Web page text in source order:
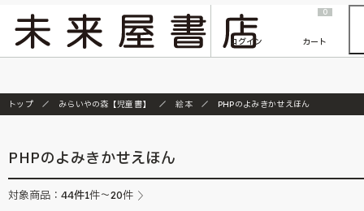
『ONE PIECE magazine 021 ONE PIECEカード付き同梱版』発売延期のご案内
ログイン
0
カート
トップ みらいやの森【児童書】 絵本 PHPのよみきかせえほん
PHPのよみきかせえほん
対象商品： 44件1件～20件